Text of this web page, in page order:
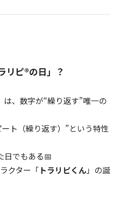
リピ®の日」？
、数字が“繰り返す”唯一の
ト（繰り返す）”という特性
日でもある📅
クター「 トラリピくん」の誕